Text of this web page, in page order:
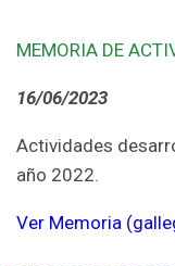
MEMORIA DE
16/06/2023
Actividades
año 2022.
Ver Memoria